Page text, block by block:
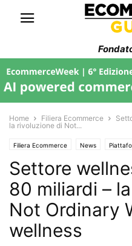
Home Filiera Ecommerce
la rivoluzione di Not...
Filiera Ecommerce News
Web Marketing
Settore
80 miliardi –
Not Ordinary
wellness